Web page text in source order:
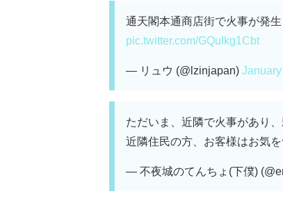
通天閣本通商店街で火事が発
pic.twitter.com/GQuIkg1Cbt
— リュウ (@lzinjapan)
ただいま、近隣で火事があり
近隣住民の方、お客様はお気
— 不夜城のてんちょ(下僕)